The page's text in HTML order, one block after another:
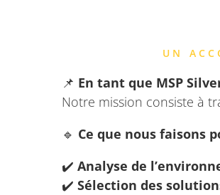
UN
📌 En tant que MSP
Notre mission consiste à
🔹 Ce que nous faisons
✔️ Analyse de
✔️ Sélection des